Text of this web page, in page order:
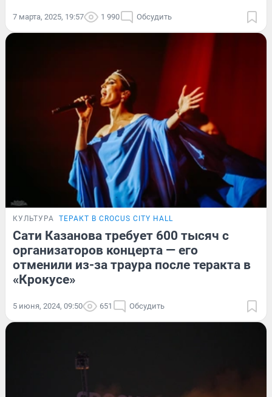
7 марта, 2025, 19:57 1 990 Обсудить
КУЛЬТУРА ТЕРАКТ В CROCUS CITY HALL
Сати Казанова требует 600 тысяч с
организаторов концерта — его
отменили из-за траура после теракта в
«Крокусе»
5 июня, 2024, 09:50 651 Обсудить